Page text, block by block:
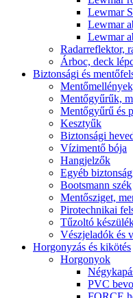
Lewmar
Lewmar
Lewmar
Radarreflektor,
Árboc, deck
Biztonsági és
Mentőgyűrűk,
Mentőgyűrű és
Kesztyűk
Biztonsági
Vízimentő bója
Hangjelzők
Egyéb
Bootsmann szék
Mentősziget,
Pirotechnikai
Tűzoltó
Vészjeladók és
Horgonyzás és kikötés
Horgonyok
PVC